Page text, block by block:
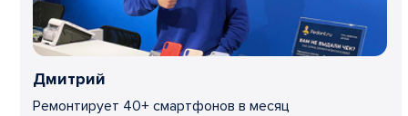
Дмитрий
Ремонтирует 40+ смартфонов в месяц